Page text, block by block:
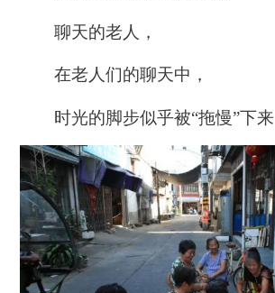
聊天的老人，
在老人们的聊天中，
时光的脚步似乎被“拖慢”下来